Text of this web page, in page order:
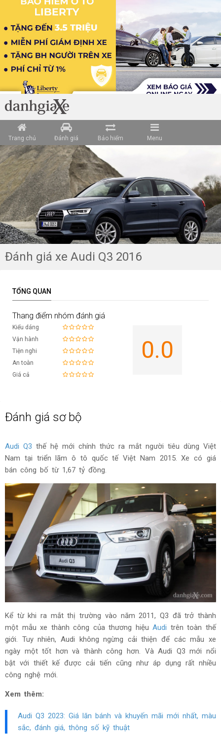
Trang chủ Đánh giá Bảo hiểm Menu
Đánh giá xe Audi Q3 2016
TỔNG QUAN
Thang điểm nhóm đánh giá
Kiểu dáng
Vận hành
Tiện nghi
An toàn
Giá cả
0.0
Đánh giá sơ bộ
Audi Q3 thế hệ mới chính thức ra mắt người tiêu dùng Việt
Nam tại triển lãm ô tô quốc tế Việt Nam 2015. Xe có giá
bán công bố từ 1,67 tỷ đồng.
Kể từ khi ra mắt thị trường vào năm 2011, Q3 đã trở thành
một mẫu xe thành công của thương hiệuAudi trên toàn thế
giới. Tuy nhiên, Audi không ngừng cải thiện để các mẫu xe
ngày một tốt hơn và thành công hơn. Và Audi Q3 mới nổi
bật với thiết kế được cải tiến cũng như áp dụng rất nhiều
công nghệ mới.
Xem thêm:
Audi Q3 2023: Giá lăn bánh và khuyến mãi mới nhất, màu
sắc, đánh giá, thông số kỹ thuật